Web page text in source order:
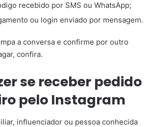
recebido por SMS ou WhatsApp;
ou login enviado por mensagem.
a conversa e confirme por outro
confira.
se receber pedido
pelo Instagram
influenciador ou pessoa conhecida